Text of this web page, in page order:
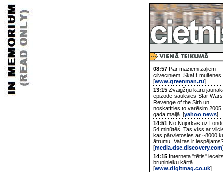
08:57 Par maziem zaļiem
cilvēciņiem. Skatīt multenes...
[www.greenman.ru]
13:15 Zvaigžņu karu
epizode sauksies Star
Revenge of the Sith un
noskatīties to varēsim 2005.
gada maijā. [yahoo news]
14:51 No Ņujorkas uz
54 minūtēs. Tas viss ar
kas pārvietosies ar ~8000
ātrumu. Vai tas ir
[media.dsc.discovery.com
14:15 Interneta "tētis" iecelts
bruņinieku kārtā.
[www.digitmag.co.uk]